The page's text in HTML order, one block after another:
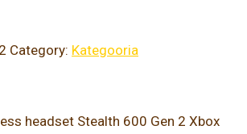
Category: Kategooria
headset Stealth 600 Gen 2 Xbox